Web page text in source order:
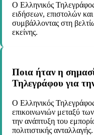
Ο Ελληνικός
ειδήσεων, επιστολών
συμβάλλοντας στη
εκείνης.
Ποια ήταν η
Τηλεγράφου για
Ο Ελληνικός
επικοινωνιών μεταξύ
την ανάπτυξη του
πολιτιστικής ανταλλαγής.